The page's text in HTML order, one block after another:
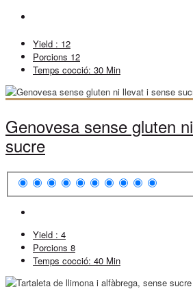
Yield : 12
Porcions 12
Temps cocció: 30 Min
Genovesa sense gluten
sucre
Yield : 4
Porcions 8
Temps cocció: 40 Min